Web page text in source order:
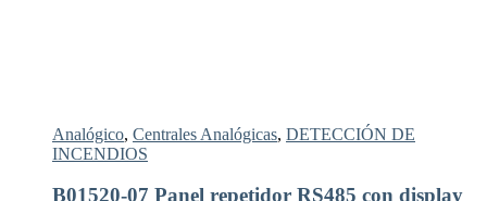
Analógico, Centrales Analógicas, DETECCIÓN DE
INCENDIOS
B01520-07 Panel repetidor RS485 con display